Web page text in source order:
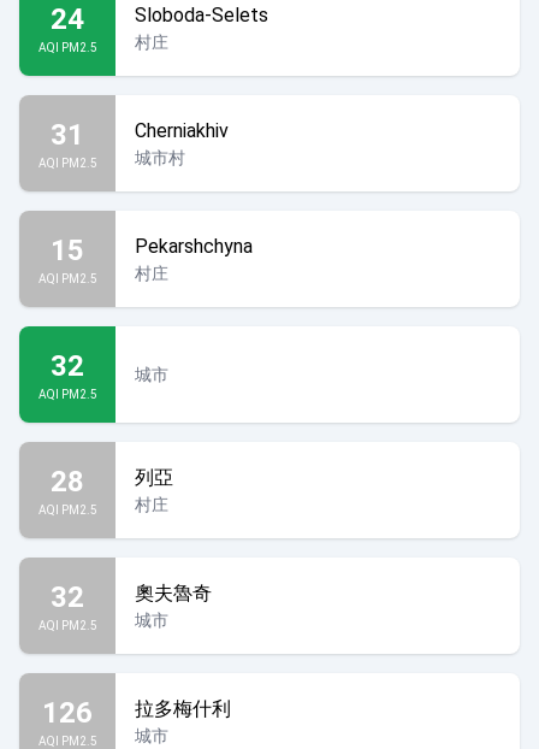
24
AQI PM2.5
Sloboda-Selets
村庄
31
AQI PM2.5
Cherniakhiv
城市村
15
AQI PM2.5
Pekarshchyna
村庄
32
AQI PM2.5
城市
28
AQI PM2.5
列亞
村庄
32
AQI PM2.5
奧夫魯奇
城市
126
AQI PM2.5
拉多梅什利
城市